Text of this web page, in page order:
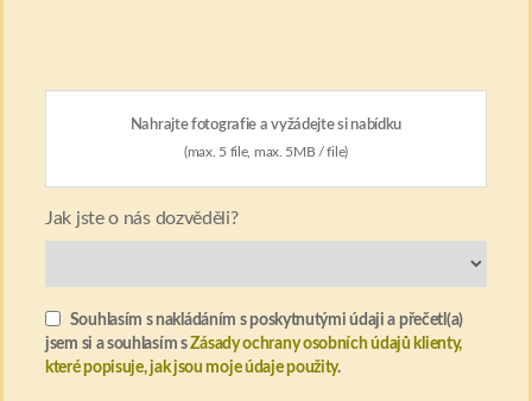
Nahrajte fotografie a vyžádejte si nabídku
(max. 5 file, max. 5MB / file)
Jak jste o nás dozvěděli?
Souhlasím s nakládáním s poskytnutými údaji a přečetl(a)
jsem si a souhlasím sZásady ochrany osobních údajů klienty,
které popisuje, jak jsou moje údaje použity.